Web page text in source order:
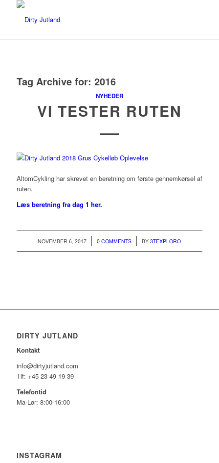
Tag Archive for: 2016
NYHEDER
VI TESTER RUTEN
AltomCykling har skrevet en beretning om første gennemkørsel af
ruten.
Læs beretning fra dag 1 her.
NOVEMBER 6, 2017
/ 0 COMMENTS
/ BY3TEXPLORO
DIRTY JUTLAND
Kontakt
info@dirtyjutland.com
Tlf: +45 23 49 19 39
Telefontid
Ma-Lør: 8:00-16:00
INSTAGRAM